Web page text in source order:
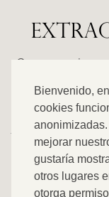
Bienvenido,
cookies
mejorar
gustaría
otros lugares
otorga
Casas
como en
VER